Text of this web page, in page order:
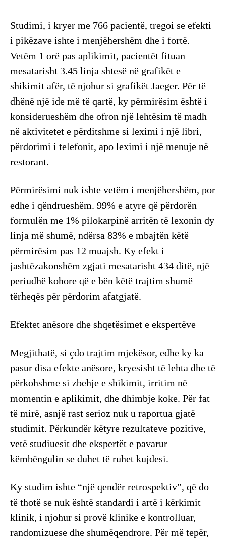
​Studimi, i kryer me 766 pacientë, tregoi se efekti
i pikëzave ishte i menjëhershëm dhe i fortë.
Vetëm 1 orë pas aplikimit, pacientët fituan
mesatarisht 3.45 linja shtesë në grafikët e
shikimit afër, të njohur si grafikët Jaeger. Për të
dhënë një ide më të qartë, ky përmirësim është i
konsiderueshëm dhe ofron një lehtësim të madh
në aktivitetet e përditshme si leximi i një libri,
përdorimi i telefonit, apo leximi i një menuje në
restorant.
Përmirësimi nuk ishte vetëm i menjëhershëm, por
edhe i qëndrueshëm. 99% e atyre që përdorën
formulën me 1% pilokarpinë arritën të lexonin dy
linja më shumë, ndërsa 83% e mbajtën këtë
përmirësim pas 12 muajsh. Ky efekt i
jashtëzakonshëm zgjati mesatarisht 434 ditë, një
periudhë kohore që e bën këtë trajtim shumë
tërheqës për përdorim afatgjatë.
​Efektet anësore dhe shqetësimet e ekspertëve
​Megjithatë, si çdo trajtim mjekësor, edhe ky ka
pasur disa efekte anësore, kryesisht të lehta dhe të
përkohshme si zbehje e shikimit, irritim në
momentin e aplikimit, dhe dhimbje koke. Për fat
të mirë, asnjë rast serioz nuk u raportua gjatë
studimit. Përkundër këtyre rezultateve pozitive,
vetë studiuesit dhe ekspertët e pavarur
këmbëngulin se duhet të ruhet kujdesi.
Ky studim ishte “një qendër retrospektiv”, që do
të thotë se nuk është standardi i artë i kërkimit
klinik, i njohur si provë klinike e kontrolluar,
randomizuese dhe shumëqendrore. Për më tepër,